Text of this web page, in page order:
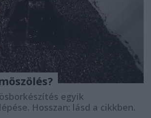
egyik
Hosszan: lásd a cikkben.